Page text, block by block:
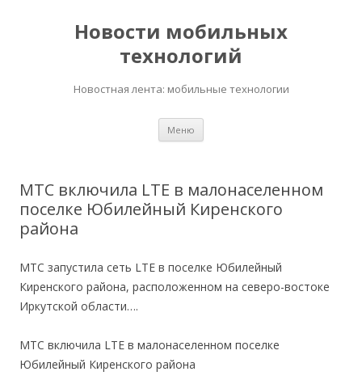
Новости мобильных
технологий
Новостная лента: мобильные технологии
Меню
МТС включила LTE в малонаселенном
поселке Юбилейный Киренского
района
МТС запустила сеть LTE в поселке Юбилейный
Киренского района, расположенном на северо-востоке
Иркутской области….
МТС включила LTE в малонаселенном поселке
Юбилейный Киренского района